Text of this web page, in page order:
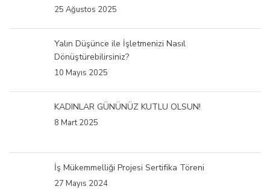
25 Ağustos 2025
Yalın Düşünce ile İşletmenizi Nasıl
Dönüştürebilirsiniz?
10 Mayıs 2025
KADINLAR GÜNÜNÜZ KUTLU OLSUN!
8 Mart 2025
İş Mükemmelliği Projesi Sertifika Töreni
27 Mayıs 2024